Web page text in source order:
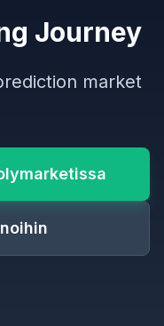
Journey
market